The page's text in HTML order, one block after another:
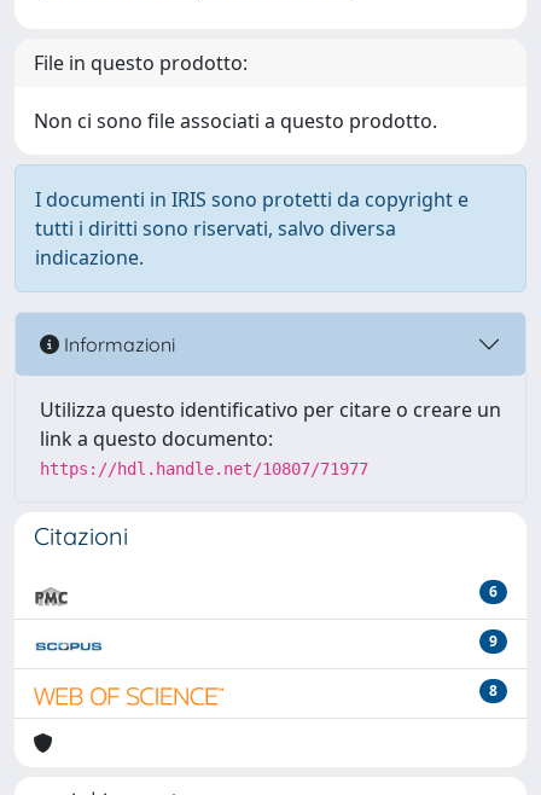
File in questo prodotto:
Non ci sono file associati a questo prodotto.
I documenti in IRIS sono protetti da copyright e
tutti i diritti sono riservati, salvo diversa
indicazione.
Informazioni
Utilizza questo identificativo per citare o creare un
link a questo documento:
https://hdl.handle.net/10807/71977
Citazioni
6
9
8